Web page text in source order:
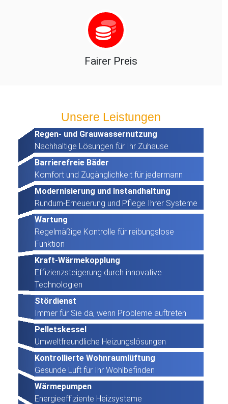
Fairer Preis
Unsere Leistungen
Regen- und Grauwassernutzung
Nachhaltige Lösungen für Ihr Zuhause
Barrierefreie Bäder
Komfort und Zugänglichkeit für jedermann
Modernisierung und Instandhaltung
Rundum-Erneuerung und Pflege Ihrer Systeme
Wartung
Regelmäßige Kontrolle für reibungslose
Funktion
Kraft-Wärmekopplung
Effizienzsteigerung durch innovative
Technologien
Stördienst
Immer für Sie da, wenn Probleme auftreten
Pelletskessel
Umweltfreundliche Heizungslösungen
Kontrollierte Wohnraumlüftung
Gesunde Luft für Ihr Wohlbefinden
Wärmepumpen
Energieeffiziente Heizsysteme